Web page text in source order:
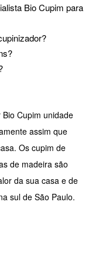
Bio Cupim para
Cupim unidade
assim que
Os cupim de
de madeira são
da sua casa e de
sul de São Paulo.